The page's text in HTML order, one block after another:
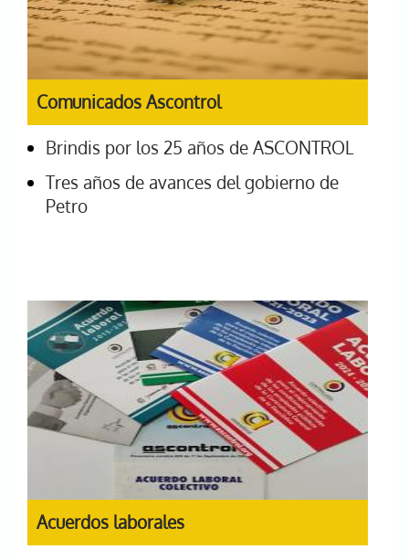
Comunicados Ascontrol
Brindis por los 25 años de ASCONTROL
Tres años de avances del gobierno de
Petro
Acuerdos laborales